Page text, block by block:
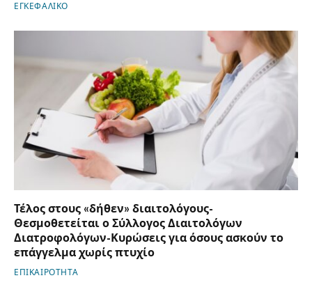
ΕΓΚΕΦΑΛΙΚΟ
Τέλος στους «δήθεν» διαιτολόγους-
Θεσμοθετείται ο Σύλλογος Διαιτολόγων
Διατροφολόγων-Κυρώσεις για όσους ασκούν το
επάγγελμα χωρίς πτυχίο
ΕΠΙΚΑΙΡΟΤΗΤΑ